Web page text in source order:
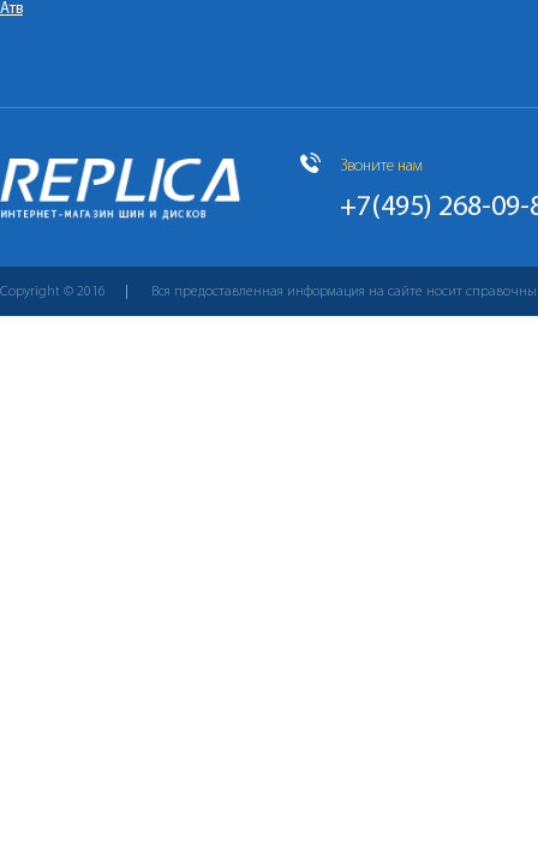
Атв
Звоните нам
+7(495) 268-09-
Copyright © 2016 Вся предоставленная информация на сайте носит